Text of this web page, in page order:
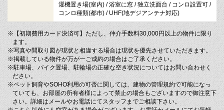
濯機置き場(室内) / 浴室に窓 / 独立洗面台 / コンロ設置可 /
コンロ種類(都市) / UHF(地デジアンテナ対応)
※【初期費用カード決済可】ただし、仲介手数料30,000円以上の物件に限り
ます。
※写真や間取り図が現状と相違する場合は現状を優先させていただきます。
※掲載している物件が万が一ご成約の場合はご了承ください。
※駐車場、バイク置場、駐輪場の正確な空き状況についてはお問い合わせく
ださい。
※ペット飼育やSOHO利用の可否に関しては、建物の管理規約で可能になっ
ていても、お部屋の所有者様によって禁止の場合もございますので御注意下
さい。詳細はメールやお電話にてスタッフまでご相談下さい。